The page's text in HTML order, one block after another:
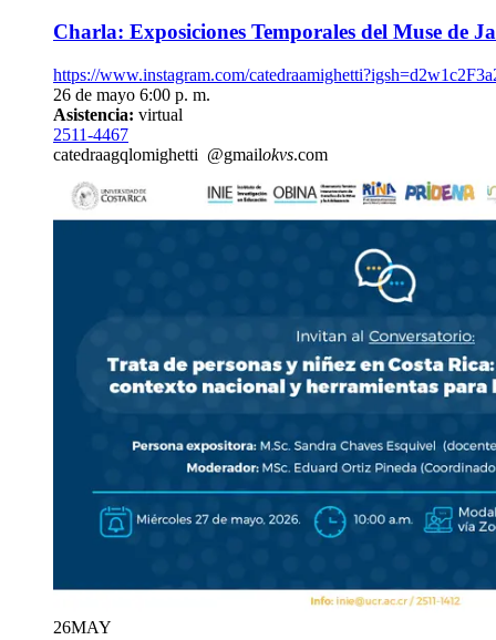
Charla: Exposiciones Temporales del Muse de
https://www.instagram.com/
26 de mayo 6:00 p. m.
Asistencia: virtual
2511-4467
catedraagqlomighetti @gmailokvs.com
26MAY